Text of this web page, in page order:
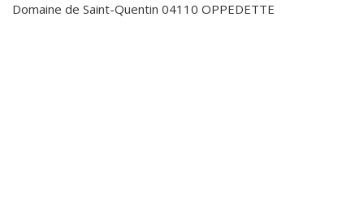
Domaine de Saint-Quentin 04110 OPPEDETTE